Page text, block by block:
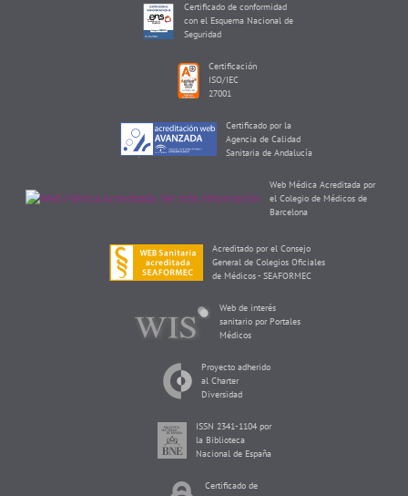
Certificado de conformidad
con el Esquema Nacional de
Seguridad
Certificación
ISO/IEC
27001
Certificado por la
Agencia de Calidad
Sanitaria de Andalucía
Web Médica Acreditada por
el Colegio de Médicos de
Barcelona
Acreditado por el Consejo
General de Colegios Oficiales
de Médicos - SEAFORMEC
Web de interés
sanitario por Portales
Médicos
Proyecto adherido
al Charter
Diversidad
ISSN 2341-1104 por
la Biblioteca
Nacional de España
Certificado de